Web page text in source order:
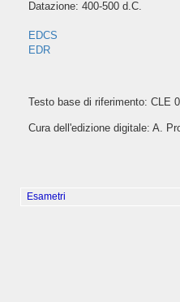
Datazione: 400-500 d.C.
EDCS
EDR
Testo base di riferimento: CLE
Cura dell'edizione digitale: A.
Esametri